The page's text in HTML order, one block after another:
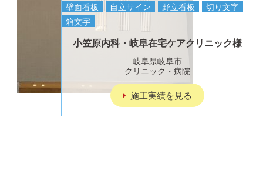
壁面看板 自立サイン 野立看板
切り文字
箱文字
小笠原内科・岐阜在宅ケアクリニック様
岐阜県岐阜市
クリニック・病院
施工実績を見る